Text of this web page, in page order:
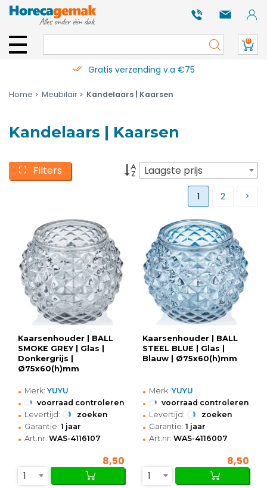
0
Gratis verzending v.a €75
Home Meubilair Kandelaars | Kaarsen
Kandelaars | Kaarsen
Filters Laagste prijs
1 2
Kaarsenhouder | BALL
SMOKE GREY | Glas |
Donkergrijs |
Ø75x60(h)mm
• Merk: YUYU
• voorraad controleren
• Levertijd: zoeken
• Garantie: 1 jaar
• Art.nr: WAS-4116107
8,50
1
Kaarsenhouder | BALL
STEEL BLUE | Glas |
Blauw | Ø75x60(h)mm
• Merk: YUYU
• voorraad controleren
• Levertijd: zoeken
• Garantie: 1 jaar
• Art.nr: WAS-4116007
8,50
1